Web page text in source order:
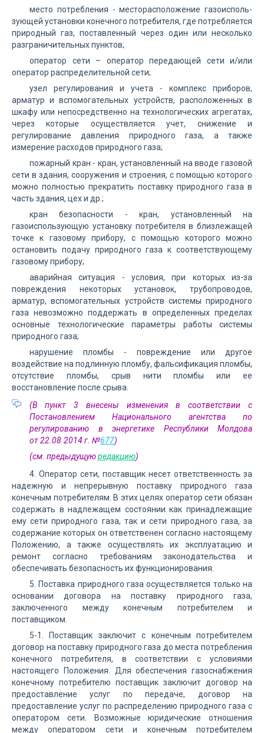
место потребления - месторасположение газоис­поль­
зующей установки конечного потребителя, где потребляется
природный газ, поставленный через один или несколько
разграничительных пунктов;
оператор сети – оператор передающей сети и/или
оператор распределительной сети;
узел регулирования и учета - комплекс приборов,
арматур и вспомогательных устройств, расположенных в
шкафу или непосредственно на технологических агрегатах,
через которые осуществляется учет, снижение и
регулирование давления природного газа, а также
измерение расходов природного газа;
пожарный кран - кран, установленный на вводе газовой
сети в здания, сооружения и строения, с помощью которого
можно полностью прекратить поставку природного газа в
часть здания, цех и др.;
кран безопасности - кран, установленный на
газоиспользующую установку потребителя в близ­лежащей
точке к газовому прибору, с помощью которого можно
остановить подачу природного газа к соот­ветствующему
газовому прибору;
аварийная ситуация - условия, при которых из-за
повреждения некоторых установок, трубопроводов,
арматур, вспомогательных устройств системы природного
газа невозможно поддержать в определенных пределах
основные технологические параметры работы системы
природного газа;
нарушение пломбы - повреждение или другое
воздействие на подлинную пломбу, фальсификация пломбы,
отсутствие пломбы, срыв нити пломбы или ее
восстановление после срыва.
(В пункт 3 внесены изменения в соответствии с
Постановлением Национального агентства по
регулированию в энергетике Республики Молдова
от 22.08.2014 г. №677)
(см. предыдущуюредакцию)
4. Оператор сети, поставщик несет ответственность за
надежную и непрерывную поставку природного газа
конечным потребителям. В этих целях оператор сети обязан
содержать в надлежащем состоянии как принадлежащие
ему сети природного газа, так и сети природного газа, за
содержание которых он ответственен согласно настоящему
Положению, а также осуществлять их эксплуатацию и
ремонт согласно требованиям законодательства и
обеспечивать безопасность их функционирования.
5. Поставка природного газа осуществляется только на
основании договора на поставку природного газа,
заключенного между конечным потребителем и
поставщиком.
5-1. Поставщик заключит с конечным потребителем
договор на поставку природного газа до места потребления
конечного потребителя, в соответствии с условиями
настоящего Положения. Для обеспечения газоснабжения
конечному потребителю поставщик заключит договор на
предоставление услуг по передаче, договор на
предоставление услуг по распределению природного газа с
оператором сети. Возможные юридические отношения
между оператором сети и конечным потребителем